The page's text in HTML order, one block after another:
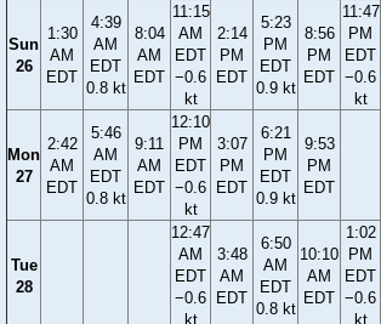
Sun
26
1:30
AM
EDT
4:39
AM
EDT
0.8 kt
8:04
AM
EDT
11:15
AM
EDT
−0.6
kt
2:14
PM
EDT
5:23
PM
EDT
0.9 kt
8:56
PM
EDT
11:47
PM
EDT
−0.6
kt
Mon
27
2:42
AM
EDT
5:46
AM
EDT
0.8 kt
9:11
AM
EDT
12:10
PM
EDT
−0.6
kt
3:07
PM
EDT
6:21
PM
EDT
0.9 kt
9:53
PM
EDT
Tue
28
12:47
AM
EDT
−0.6
kt
3:48
AM
EDT
6:50
AM
EDT
0.8 kt
10:10
AM
EDT
1:02
PM
EDT
−0.6
kt